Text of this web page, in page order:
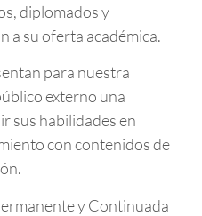
diplomados y
a su oferta académica.
para nuestra
externo una
sus habilidades en
con contenidos de
y Continuada